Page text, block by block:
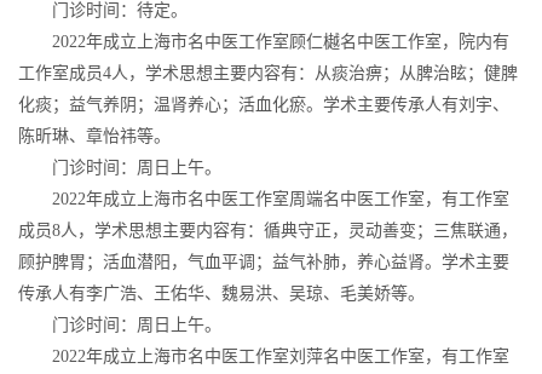
门诊时间：待定。
2022年成立上海市名中医工作室顾仁樾名中医工作室，院内有
工作室成员4人，学术思想主要内容有：从痰治痹；从脾治眩；健脾
化痰；益气养阴；温肾养心；活血化瘀。学术主要传承人有刘宇、
陈昕琳、章怡祎等。
门诊时间：周日上午。
2022年成立上海市名中医工作室周端名中医工作室，有工作室
成员8人，学术思想主要内容有：循典守正，灵动善变；三焦联通，
顾护脾胃；活血潜阳，气血平调；益气补肺，养心益肾。学术主要
传承人有李广浩、王佑华、魏易洪、吴琼、毛美娇等。
门诊时间：周日上午。
2022年成立上海市名中医工作室刘萍名中医工作室，有工作室